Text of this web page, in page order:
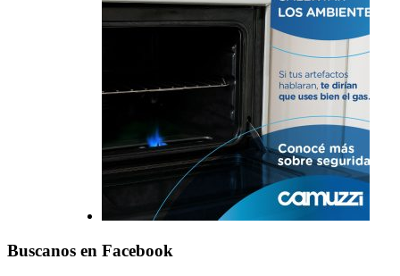
Buscanos en Facebook